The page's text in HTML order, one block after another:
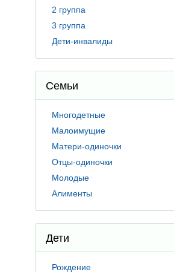
2 группа
3 группа
Дети-инвалиды
Семьи
Многодетные
Малоимущие
Матери-одиночки
Отцы-одиночки
Молодые
Алименты
Дети
Рождение